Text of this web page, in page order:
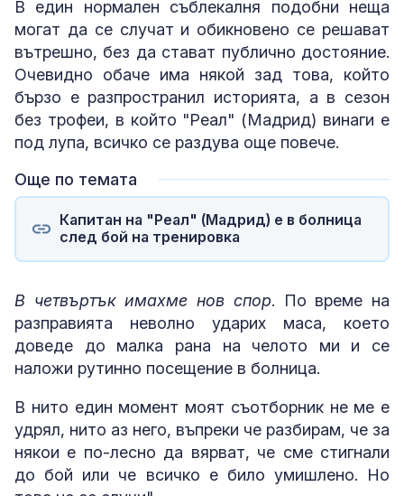
В един нормален съблекалня подобни неща
могат да се случат и обикновено се решават
вътрешно, без да стават публично достояние.
Очевидно обаче има някой зад това, който
бързо е разпространил историята, а в сезон
без трофеи, в който "Реал" (Мадрид) винаги е
под лупа, всичко се раздува още повече.
Още по темата
Капитан на "Реал" (Мадрид) e в болница
след бой на тренировка
В четвъртък имахме нов спор. По време на
разправията неволно ударих маса, което
доведе до малка рана на челото ми и се
наложи рутинно посещение в болница.
В нито един момент моят съотборник не ме е
удрял, нито аз него, въпреки че разбирам, че за
някои е по-лесно да вярват, че сме стигнали
до бой или че всичко е било умишлено. Но